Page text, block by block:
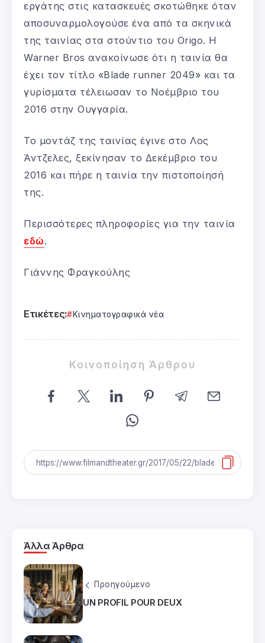
εργάτης στις κατασκευές σκοτώθηκε όταν
αποσυναρμολογούσε ένα από τα σκηνικά
της ταινίας στα στούντιο του Origo. Η
Warner Bros ανακοίνωσε ότι η ταινία θα
έχει τον τίτλο «Blade runner 2049» και τα
γυρίσματα τέλειωσαν το Νοέμβριο του
2016 στην Ουγγαρία.
Το μοντάζ της ταινίας έγινε στο Λος
Άντζελες, ξεκίνησαν το Δεκέμβριο του
2016 και πήρε η ταινία την πιστοποίησή
της.
Περισσότερες πληροφορίες για την ταινία
εδώ.
Γιάννης Φραγκούλης
Ετικέτες: Κινηματογραφικά νέα
Κοινοποίηση Άρθρου
Άλλα Άρθρα
Προηγούμενο
UN PROFIL POUR DEUX